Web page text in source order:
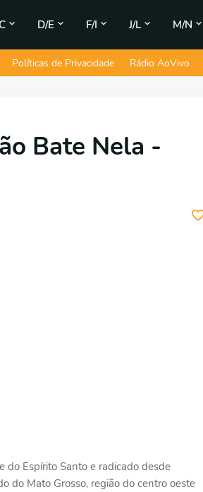
D/E F/I J/L M/N
Políticas de Privacidade Rádio AoVivo
Bate Nela -
do Espírito Santo e radicado desde
do Mato Grosso, região do centro oeste